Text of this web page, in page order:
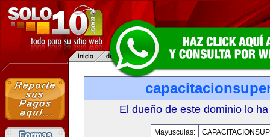
El dueño de este dominio lo
Mayusculas: